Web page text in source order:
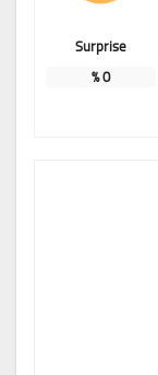
Surprise
0
%